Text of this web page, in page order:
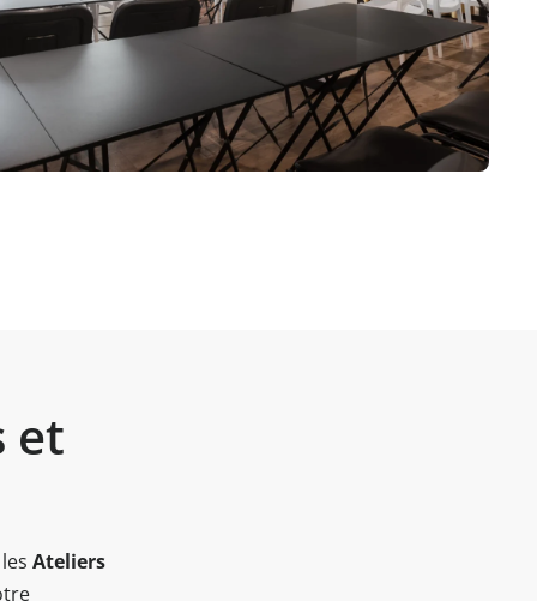
et
Ateliers